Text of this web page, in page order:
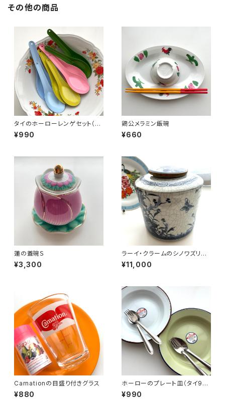
その他の商品
タイのホーローレンゲセット（ペ
ールカラー）
¥990
鶏公メラミン飯碗
¥660
蓮の蓋碗Ｓ
¥3,300
ラーイ・クラームのシノワズリ円
筒壺
¥11,000
Carnationの目盛り付きグラス
¥880
ホーローのプレート皿（タイ90
年代製デッドストック）
¥990